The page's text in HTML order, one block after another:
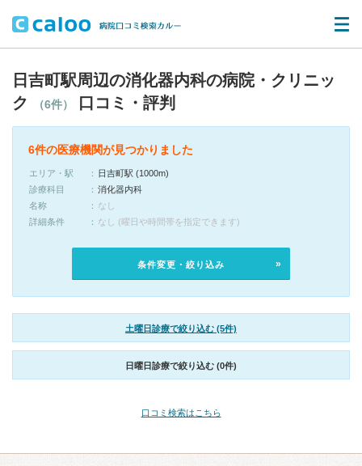
日吉町駅周辺の消化器内科の病院・クリニッ
ク
（6件） 口コミ・評判
6件の医療機関が見つかりました
エリア・駅
日吉町駅 (1000m)
診療科目
消化器内科
名称
なし
詳細条件
なし (曜日や時間帯を指定できます)
条件変更・絞り込み
土曜日診療で絞り込む (5件)
日曜日診療で絞り込む (0件)
口コミ検索はこちら